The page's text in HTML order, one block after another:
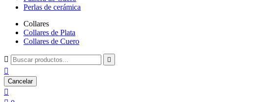
Perlas de cerámica
Collares
Collares de Plata
Collares de Cuero
 

Cancelar
